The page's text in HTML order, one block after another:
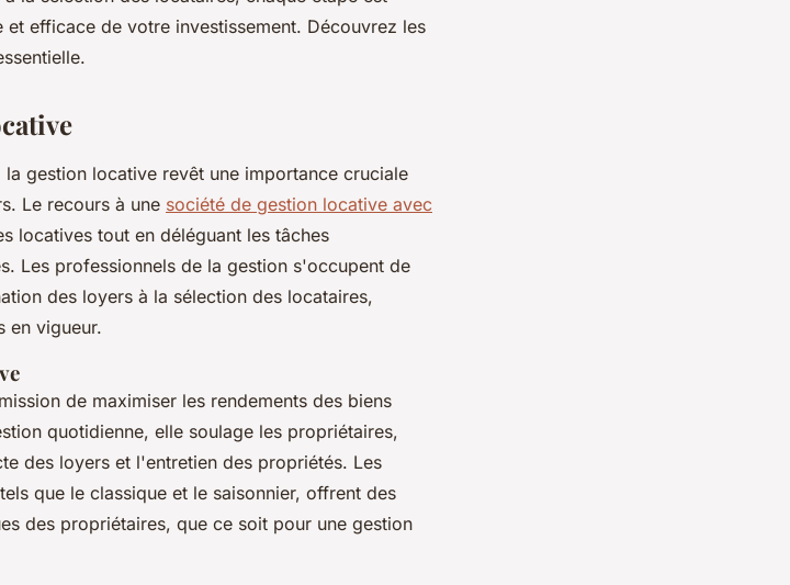
efficace de votre investissement. Découvrez les
gestion locative revêt une importance cruciale
Le recours à une société de gestion locative avec
locatives tout en déléguant les tâches
Les professionnels de la gestion s'occupent de
des loyers à la sélection des locataires,
en vigueur.
de maximiser les rendements des biens
quotidienne, elle soulage les propriétaires,
des loyers et l'entretien des propriétés. Les
que le classique et le saisonnier, offrent des
des propriétaires, que ce soit pour une gestion